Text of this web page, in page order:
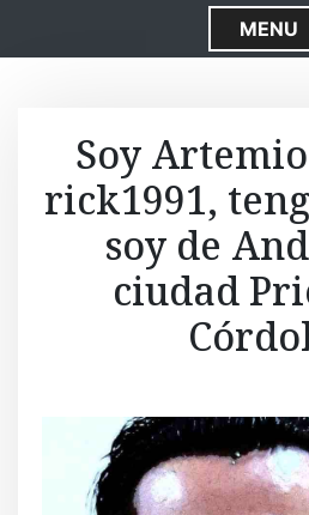
S
k
o
o
n
t
e
n
t
MENU
Soy
rick1991,
soy de
ciudad